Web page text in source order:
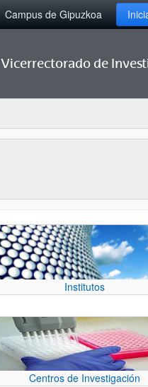
Campus de Gipuzkoa
Vicerrectorado de
Institutos
Centros de Investigación